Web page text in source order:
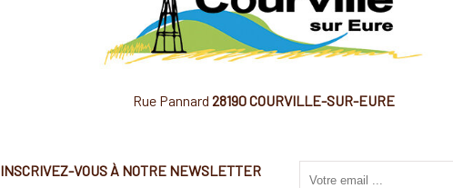
Rue Pannard 28190 COURVILLE-SUR-EURE
INSCRIVEZ-VOUS À NOTRE NEWSLETTER